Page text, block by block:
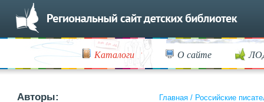
Каталоги О сайте
Авторы: Главная / Российские